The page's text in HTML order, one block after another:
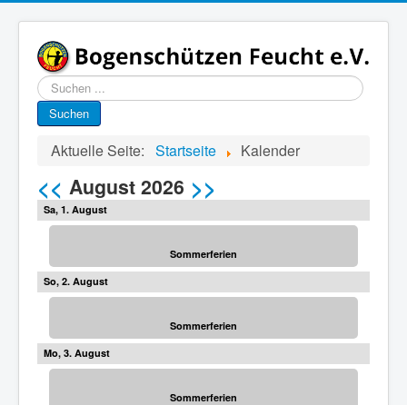
Suchen
...
Suchen
Aktuelle Seite: Startseite Kalender
<< August 2026 >>
1
Sommerferien
2
Sommerferien
3
Sommerferien